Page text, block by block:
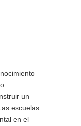
un
escuelas
en el